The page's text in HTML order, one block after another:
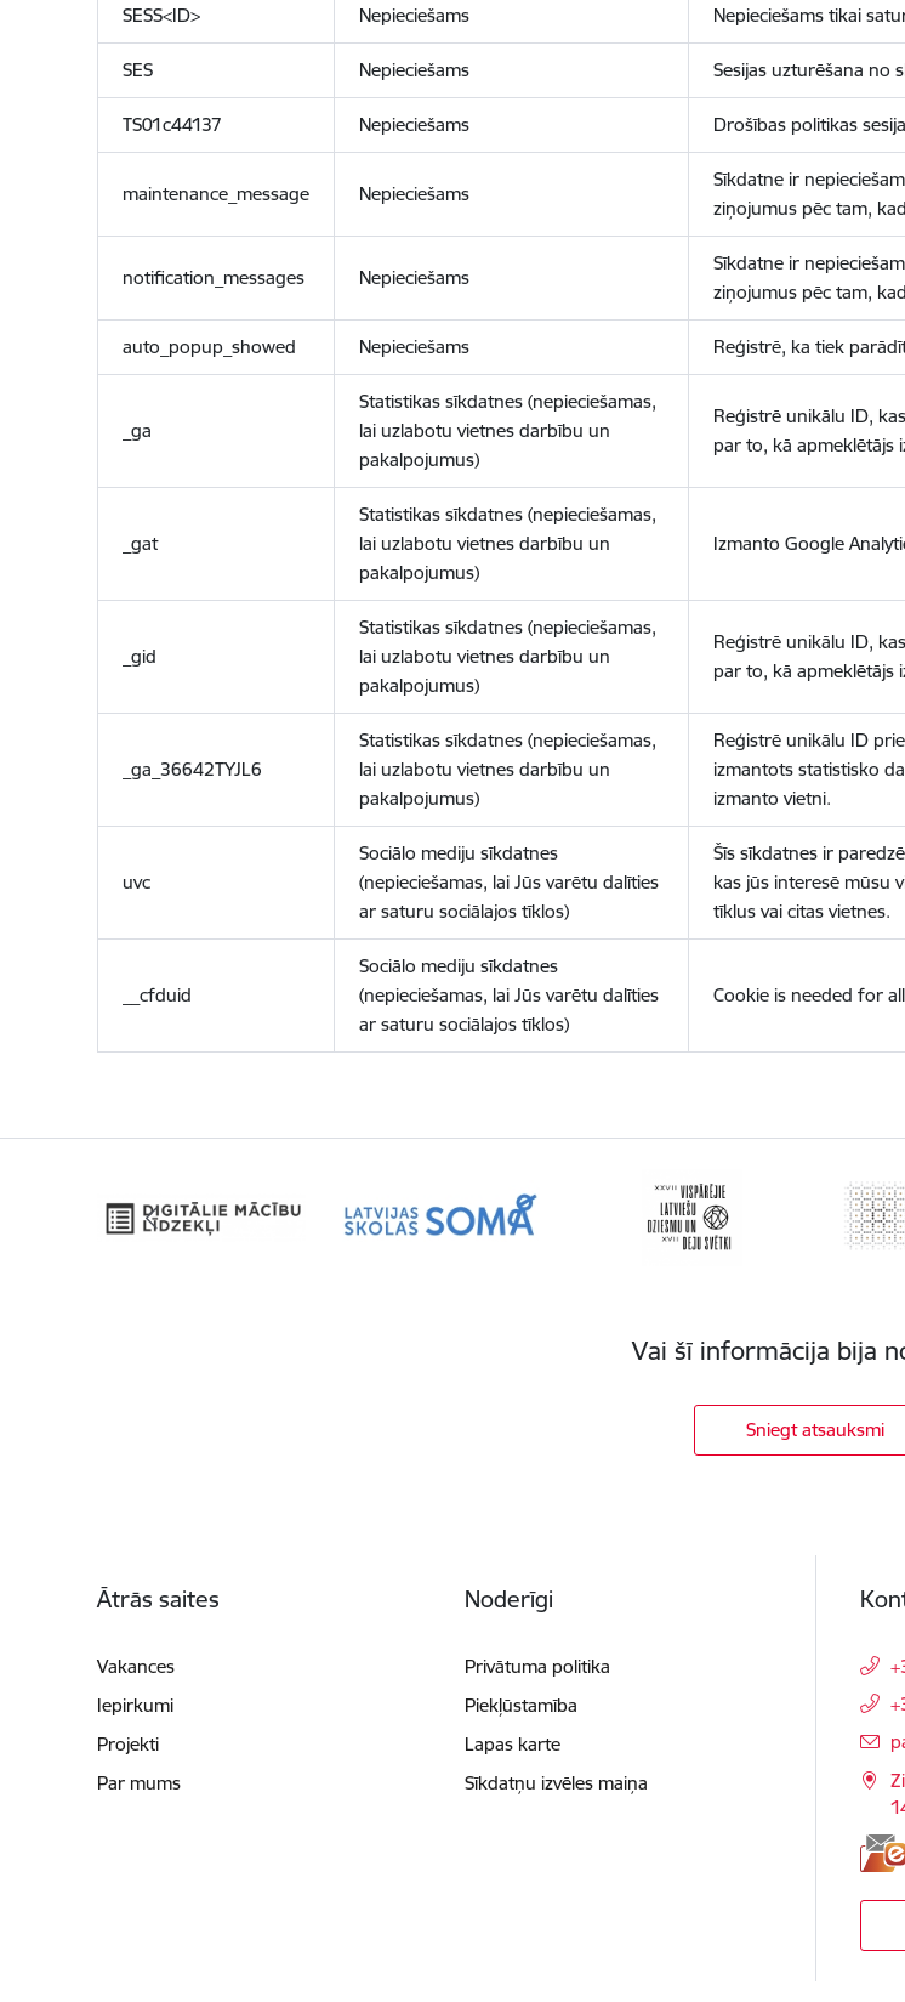
SESS<ID> Nepieciešams Nepieciešams tikai
SES Nepieciešams Sesijas uzturēšana no
TS01c44137 Nepieciešams Drošības politikas
maintenance_message Nepieciešams
Sīkdatne ir
ziņojumus pēc tam,
notification_messages Nepieciešams
Sīkdatne ir
ziņojumus pēc tam,
auto_popup_showed Nepieciešams Reģistrē, ka tiek
_ga
Statistikas sīkdatnes (nepieciešamas,
lai uzlabotu vietnes darbību un
pakalpojumus)
Reģistrē unikālu ID,
par to, kā apmeklētājs
_gat
Statistikas sīkdatnes (nepieciešamas,
lai uzlabotu vietnes darbību un
pakalpojumus)
Izmanto Google
_gid
Statistikas sīkdatnes (nepieciešamas,
lai uzlabotu vietnes darbību un
pakalpojumus)
Reģistrē unikālu ID,
par to, kā apmeklētājs
_ga_36642TYJL6
Statistikas sīkdatnes (nepieciešamas,
lai uzlabotu vietnes darbību un
pakalpojumus)
Reģistrē unikālu ID
izmantots statistisko
izmanto vietni.
uvc
Sociālo mediju sīkdatnes
(nepieciešamas, lai Jūs varētu dalīties
ar saturu sociālajos tīklos)
Šīs sīkdatnes ir
kas jūs interesē mūsu
tīklus vai citas vietnes.
__cfduid
Sociālo mediju sīkdatnes
(nepieciešamas, lai Jūs varētu dalīties
ar saturu sociālajos tīklos)
Cookie is needed for
Vai šī informācija bija
Sniegt atsauksmi
Ātrās saites
Vakances
Iepirkumi
Projekti
Par mums
Noderīgi
Privātuma politika
Piekļūstamība
Lapas karte
Sīkdatņu izvēles maiņa